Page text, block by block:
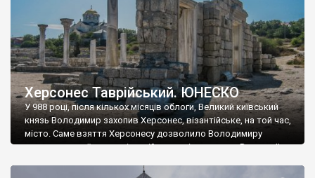
Херсонес Таврійський. ЮНЕСКО
У 988 році, після кількох місяців облоги, Великий київський
князь Володимир захопив Херсонес, візантійське, на той час,
місто. Саме взяття Херсонесу дозволило Володимиру
диктувати свої умови візантійському імператору Василю ІІ, та
Херсонесі Володимир-язичник, став Василем-християнином.